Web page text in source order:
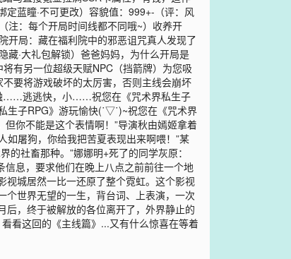
定蓝瞳·不可更改）容貌值：999+-（评：风
注：每个开局时间线都不同哦~）收养开
开局：藏在福利院中的邪恶诅咒真人发现了
·大礼包解锁）爸爸妈妈，为什么开局是
有另一位超级天赋NPC（挡箭牌）为您吸
要将游戏破坏的太厉害，否则主线会崩坏
……逃逃快，小……祝您在《咒术界私生子
生子RPG》游玩愉快(˙▽˙)~祝您在《咒术界
你不能是这个表情啊！”导演秋由嫣姬拿着
屠狗，你给我把苦夏表现出来啊喂！”某
社畜那种。”娜娜明+死了的同学灰原：
息，要求他们在晚上八点之前前往一个地
视城居然一比一还原了整个霓虹。这个影视
世界无望的一生，背台词、上表演，一次
，终于被解放的各位离开了，外界静止的
看这回的《主线篇》...又有什么惊喜在等着